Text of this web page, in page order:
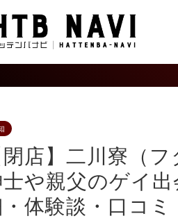
閉店】二川寮（
や親父のゲイ
体験談・口コミ